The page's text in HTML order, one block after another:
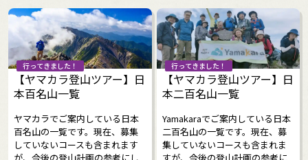
行ってきました！
【ヤマカラ登山ツアー】日
本百名山一覧
ヤマカラでご案内している日本
百名山の一覧です。現在、募集
していないコースも含まれます
行ってきました！
【ヤマカラ登山ツアー】日
本二百名山一覧
Yamakaraでご案内している日本
二百名山の一覧です。現在、募
集していないコースも含まれま